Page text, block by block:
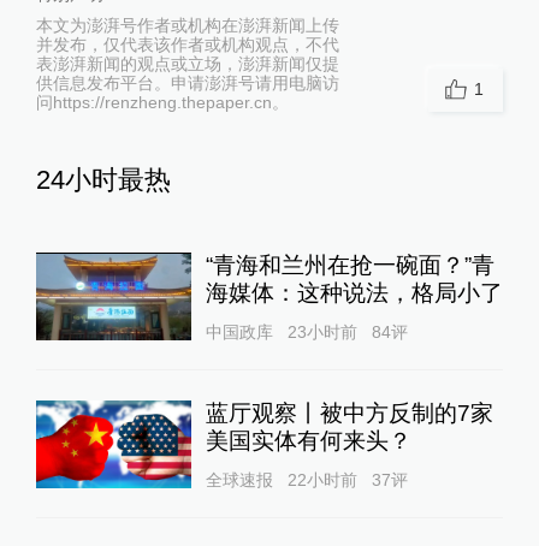
本文为澎湃号作者或机构在澎湃新闻上传
并发布，仅代表该作者或机构观点，不代
表澎湃新闻的观点或立场，澎湃新闻仅提
供信息发布平台。申请澎湃号请用电脑访
问https://renzheng.thepaper.cn。
1
24小时最热
“青海和兰州在抢一碗面？”青
海媒体：这种说法，格局小了
中国政库 23小时前 84评
蓝厅观察丨被中方反制的7家
美国实体有何来头？
全球速报 22小时前 37评